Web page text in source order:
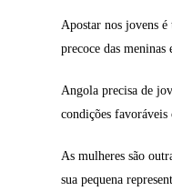
Apostar nos jovens
precoce das
Angola precisa de
condições favoráveis
As mulheres são
sua pequena